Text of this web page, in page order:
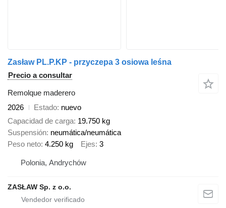
Zasław PL.P.KP - przyczepa 3 osiowa leśna
Precio a consultar
Remolque maderero
2026
Estado nuevo
Capacidad de carga 19.750 kg
Suspensión neumática/neumática
Peso neto 4.250 kg Ejes 3
Polonia, Andrychów
ZASŁAW Sp. z o.o.